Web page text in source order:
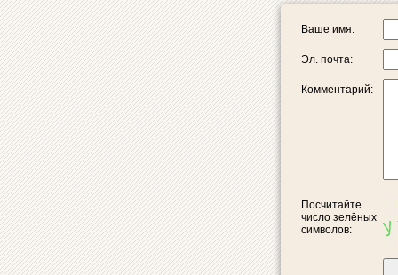
Ваше имя:
Эл. почта:
Комментарий:
Посчитайте
число зелёных
символов: